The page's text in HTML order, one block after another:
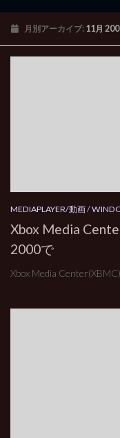
月別アーカイブ: 11月
MEDIAPLAYER/動画/
Xbox Media
2000で
Xbox Media